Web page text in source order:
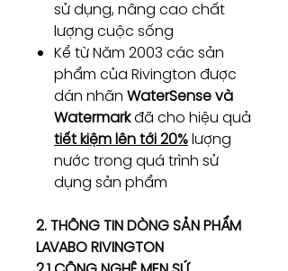
sử dụng, nâng cao chất
lượng cuộc sống
Kể từ Năm 2003 các sản
phẩm của Rivington được
dán nhãn WaterSense và
Watermarkđã cho hiệu quả
tiết kiệm lên tới 20%lượng
nước trong quá trình sử
dụng sản phẩm
2. THÔNG TIN DÒNG SẢN PHẨM
LAVABO RIVINGTON